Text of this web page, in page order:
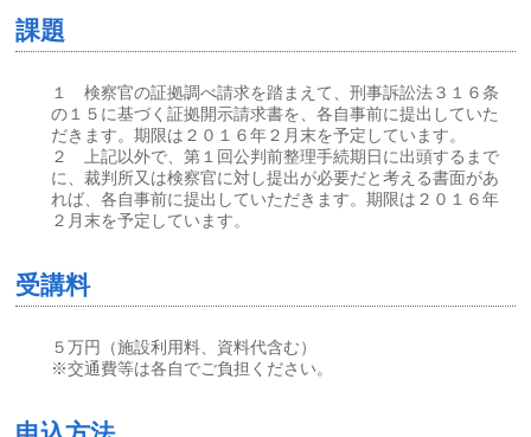
課題
１ 検察官の証拠調べ請求を踏まえて、刑事訴訟法３１６条
の１５に基づく証拠開示請求書を、各自事前に提出していた
だきます。期限は２０１６年２月末を予定しています。
２ 上記以外で、第１回公判前整理手続期日に出頭するまで
に、裁判所又は検察官に対し提出が必要だと考える書面があ
れば、各自事前に提出していただきます。期限は２０１６年
２月末を予定しています。
受講料
５万円（施設利用料、資料代含む）
※交通費等は各自でご負担ください。